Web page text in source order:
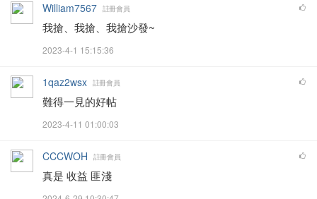
William7567 註冊會員
我搶、我搶、我搶沙發~
2023-4-1 15:15:36
1qaz2wsx 註冊會員
難得一見的好帖
2023-4-11 01:00:03
CCCWOH 註冊會員
真是 收益 匪淺